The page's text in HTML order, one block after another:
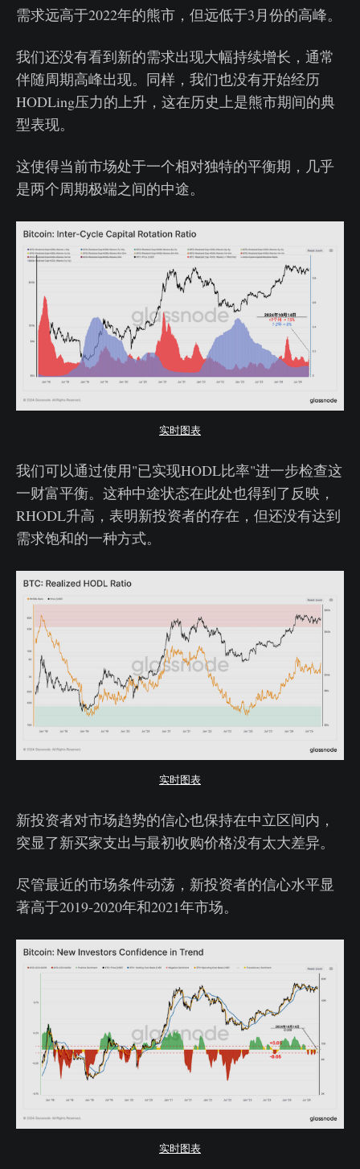
需求远高于2022年的熊市，但远低于3月份的高峰。
我们还没有看到新的需求出现大幅持续增长，通常
伴随周期高峰出现。同样，我们也没有开始经历
HODLing压力的上升，这在历史上是熊市期间的典
型表现。
这使得当前市场处于一个相对独特的平衡期，几乎
是两个周期极端之间的中途。
实时图表
我们可以通过使用"已实现HODL比率"进一步检查这
一财富平衡。这种中途状态在此处也得到了反映，
RHODL升高，表明新投资者的存在，但还没有达到
需求饱和的一种方式。
实时图表
新投资者对市场趋势的信心也保持在中立区间内，
突显了新买家支出与最初收购价格没有太大差异。
尽管最近的市场条件动荡，新投资者的信心水平显
著高于2019-2020年和2021年市场。
实时图表